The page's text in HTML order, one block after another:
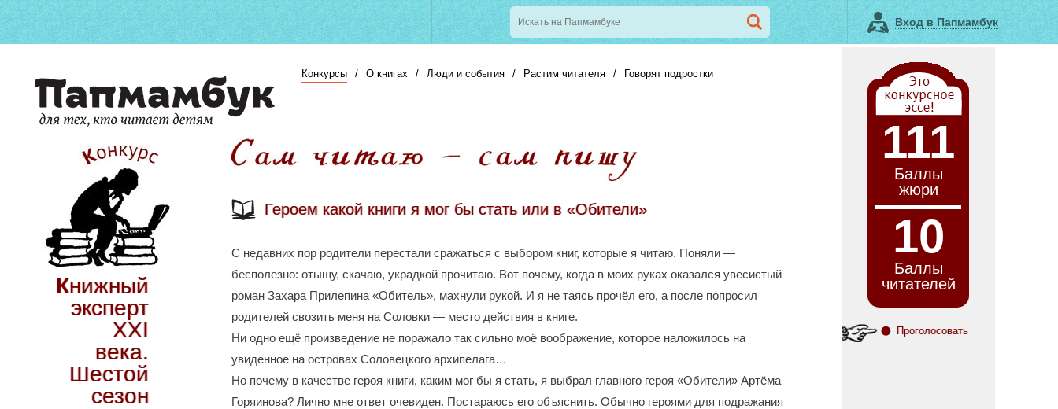
Вход в Папмамбук
Конкурсы / О книгах / Люди и события / Растим читателя / Говорят подростки
Книжный
эксперт
XXI
века.
Шестой
сезон
Героем какой книги я мог бы стать или в «Обители»
С недавних пор родители перестали сражаться с выбором книг, которые я читаю. Поняли ―
бесполезно: отыщу, скачаю, украдкой прочитаю. Вот почему, когда в моих руках оказался увесистый
роман Захара Прилепина «Обитель», махнули рукой. И я не таясь прочёл его, а после попросил
родителей свозить меня на Соловки ― место действия в книге.
Ни одно ещё произведение не поражало так сильно моё воображение, которое наложилось на
увиденное на островах Соловецкого архипелага…
Но почему в качестве героя книги, каким мог бы я стать, я выбрал главного героя «Обители» Артёма
Горяинова? Лично мне ответ очевиден. Постараюсь его объяснить. Обычно героями для подражания
111
Баллы
жюри
10
Баллы
читателей
Проголосовать